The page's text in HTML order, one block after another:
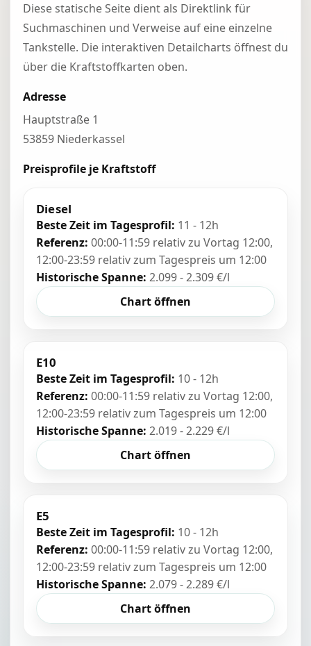
Diese statische Seite dient als Direktlink für
Suchmaschinen und Verweise auf eine einzelne
Tankstelle. Die interaktiven Detailcharts öffnest du
über die Kraftstoffkarten oben.
Adresse
Hauptstraße 1
53859 Niederkassel
Preisprofile je Kraftstoff
Diesel
Beste Zeit im Tagesprofil: 11 - 12h
Referenz: 00:00-11:59 relativ zu Vortag 12:00,
12:00-23:59 relativ zum Tagespreis um 12:00
Historische Spanne: 2.099 - 2.309 €/l
Chart öffnen
E10
Beste Zeit im Tagesprofil: 10 - 12h
Referenz: 00:00-11:59 relativ zu Vortag 12:00,
12:00-23:59 relativ zum Tagespreis um 12:00
Historische Spanne: 2.019 - 2.229 €/l
Chart öffnen
E5
Beste Zeit im Tagesprofil: 10 - 12h
Referenz: 00:00-11:59 relativ zu Vortag 12:00,
12:00-23:59 relativ zum Tagespreis um 12:00
Historische Spanne: 2.079 - 2.289 €/l
Chart öffnen